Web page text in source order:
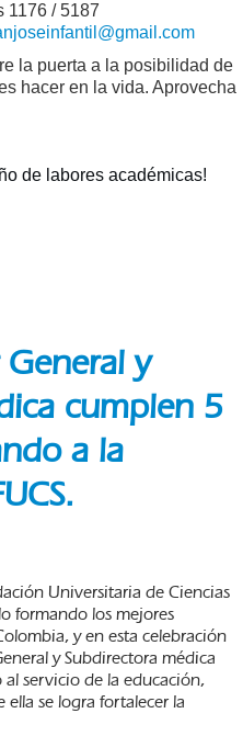
1176 / 5187
la puerta a la posibilidad de
hacer en la vida. Aprovecha
de labores académicas!
y
cumplen 5
a la
Universitaria de Ciencias
formando los mejores
y en esta celebración
y Subdirectora médica
servicio de la educación,
se logra fortalecer la